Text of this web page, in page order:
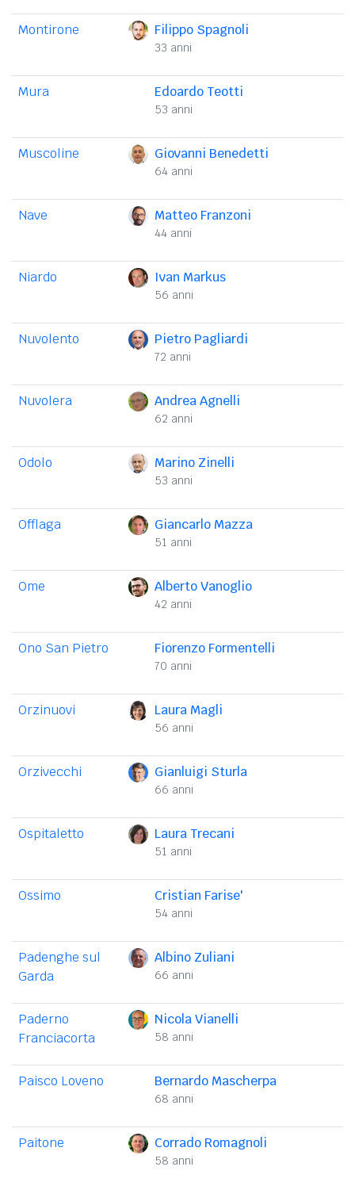
Montirone Filippo Spagnoli
33 anni
Mura Edoardo Teotti
53 anni
Muscoline Giovanni Benedetti
64 anni
Nave Matteo Franzoni
44 anni
Niardo Ivan Markus
56 anni
Nuvolento Pietro Pagliardi
72 anni
Nuvolera Andrea Agnelli
62 anni
Odolo Marino Zinelli
53 anni
Offlaga Giancarlo Mazza
51 anni
Ome Alberto Vanoglio
42 anni
Ono San Pietro Fiorenzo Formentelli
70 anni
Orzinuovi Laura Magli
56 anni
Orzivecchi Gianluigi Sturla
66 anni
Ospitaletto Laura Trecani
51 anni
Ossimo Cristian Farise'
54 anni
Padenghe sul
Garda
Albino Zuliani
66 anni
Paderno
Franciacorta
Nicola Vianelli
58 anni
Paisco Loveno Bernardo Mascherpa
68 anni
Paitone Corrado Romagnoli
58 anni